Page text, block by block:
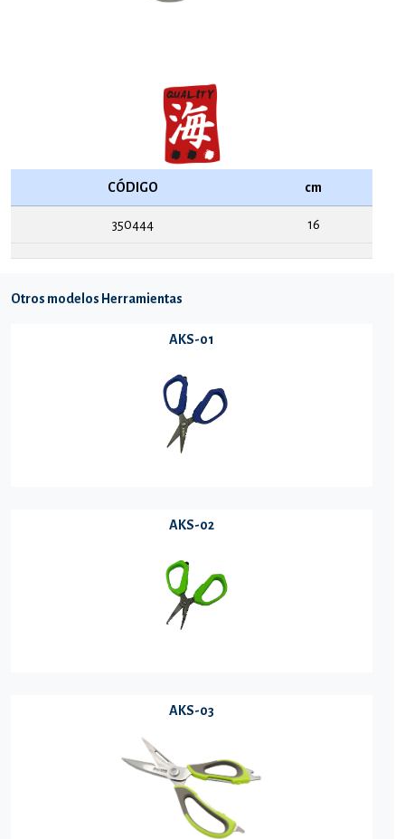
CÓDIGO cm
350444 16
Otros modelos Herramientas
AKS-01
AKS-02
AKS-03